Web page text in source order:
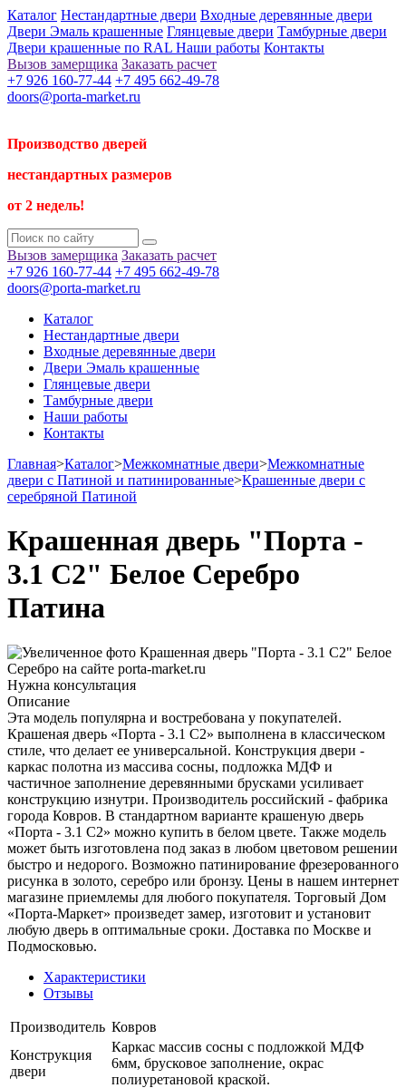
Каталог Нестандартные двери Входные деревянные двери
Двери Эмаль крашенные Глянцевые двери Тамбурные двери
Двери крашенные по RAL Наши работы Контакты
Вызов замерщика Заказать расчет
+7 926 160-77-44 +7 495 662-49-78
doors@porta-market.ru
Производство дверей
нестандартных размеров
от 2 недель!
Вызов замерщика Заказать расчет
+7 926 160-77-44 +7 495 662-49-78
doors@porta-market.ru
Каталог
Нестандартные двери
Входные деревянные двери
Двери Эмаль крашенные
Глянцевые двери
Тамбурные двери
Наши работы
Контакты
Главная>Каталог>Межкомнатные двери>Межкомнатные
двери с Патиной и патинированные>Крашенные двери с
серебряной Патиной
Крашенная дверь "Порта -
3.1 С2" Белое Серебро
Патина
Нужна консультация
Описание
Эта модель популярна и востребована у покупателей.
Крашеная дверь «Порта - 3.1 С2» выполнена в классическом
стиле, что делает ее универсальной. Конструкция двери -
каркас полотна из массива сосны, подложка МДФ и
частичное заполнение деревянными брусками усиливает
конструкцию изнутри. Производитель российский - фабрика
города Ковров. В стандартном варианте крашеную дверь
«Порта - 3.1 С2» можно купить в белом цвете. Также модель
может быть изготовлена под заказ в любом цветовом решении
быстро и недорого. Возможно патинирование фрезерованного
рисунка в золото, серебро или бронзу. Цены в нашем интернет
магазине приемлемы для любого покупателя. Торговый Дом
«Порта-Маркет» произведет замер, изготовит и установит
любую дверь в оптимальные сроки. Доставка по Москве и
Подмосковью.
Характеристики
Отзывы
Производитель Ковров
Конструкция
двери
Каркас массив сосны с подложкой МДФ
6мм, брусковое заполнение, окрас
полиуретановой краской.